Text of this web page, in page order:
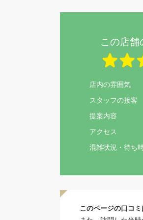
この店舗
店内の雰囲気
スタッフの接客
提案内容
アクセス
混雑状況・待ち
このページの口コ